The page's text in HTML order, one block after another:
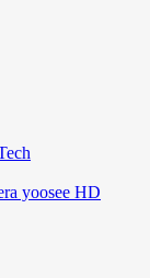
yoosee HD